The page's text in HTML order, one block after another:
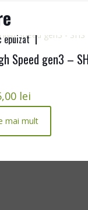
epuizat
Speed gen3 –
lei
mai mult